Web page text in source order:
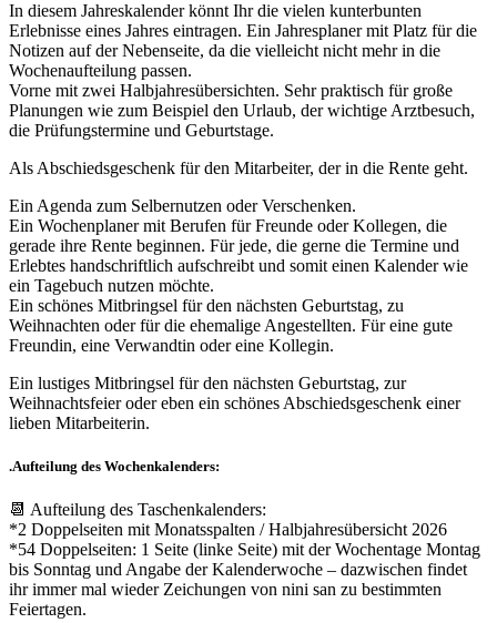
In diesem Jahreskalender könnt Ihr die vielen kunterbunten
Erlebnisse eines Jahres eintragen. Ein Jahresplaner mit Platz für die
Notizen auf der Nebenseite, da die vielleicht nicht mehr in die
Wochenaufteilung passen.
Vorne mit zwei Halbjahresübersichten. Sehr praktisch für große
Planungen wie zum Beispiel den Urlaub, der wichtige Arztbesuch,
die Prüfungstermine und Geburtstage.
Als Abschiedsgeschenk für den Mitarbeiter, der in die Rente geht.
Ein Agenda zum Selbernutzen oder Verschenken.
Ein Wochenplaner mit Berufen für Freunde oder Kollegen, die
gerade ihre Rente beginnen. Für jede, die gerne die Termine und
Erlebtes handschriftlich aufschreibt und somit einen Kalender wie
ein Tagebuch nutzen möchte.
Ein schönes Mitbringsel für den nächsten Geburtstag, zu
Weihnachten oder für die ehemalige Angestellten. Für eine gute
Freundin, eine Verwandtin oder eine Kollegin.
Ein lustiges Mitbringsel für den nächsten Geburtstag, zur
Weihnachtsfeier oder eben ein schönes Abschiedsgeschenk einer
lieben Mitarbeiterin.
.Aufteilung des Wochenkalenders:
📆 Aufteilung des Taschenkalenders:
*2 Doppelseiten mit Monatsspalten / Halbjahresübersicht 2026
*54 Doppelseiten: 1 Seite (linke Seite) mit der Wochentage Montag
bis Sonntag und Angabe der Kalenderwoche – dazwischen findet
ihr immer mal wieder Zeichungen von nini san zu bestimmten
Feiertagen.